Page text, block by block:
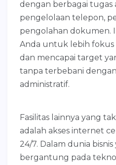
dengan berbagai tugas
pengelolaan telepon,
pengolahan dokumen.
Anda untuk lebih fokus
dan mencapai target
tanpa terbebani
administratif.
Fasilitas lainnya yang
adalah akses internet
24/7. Dalam dunia
bergantung pada